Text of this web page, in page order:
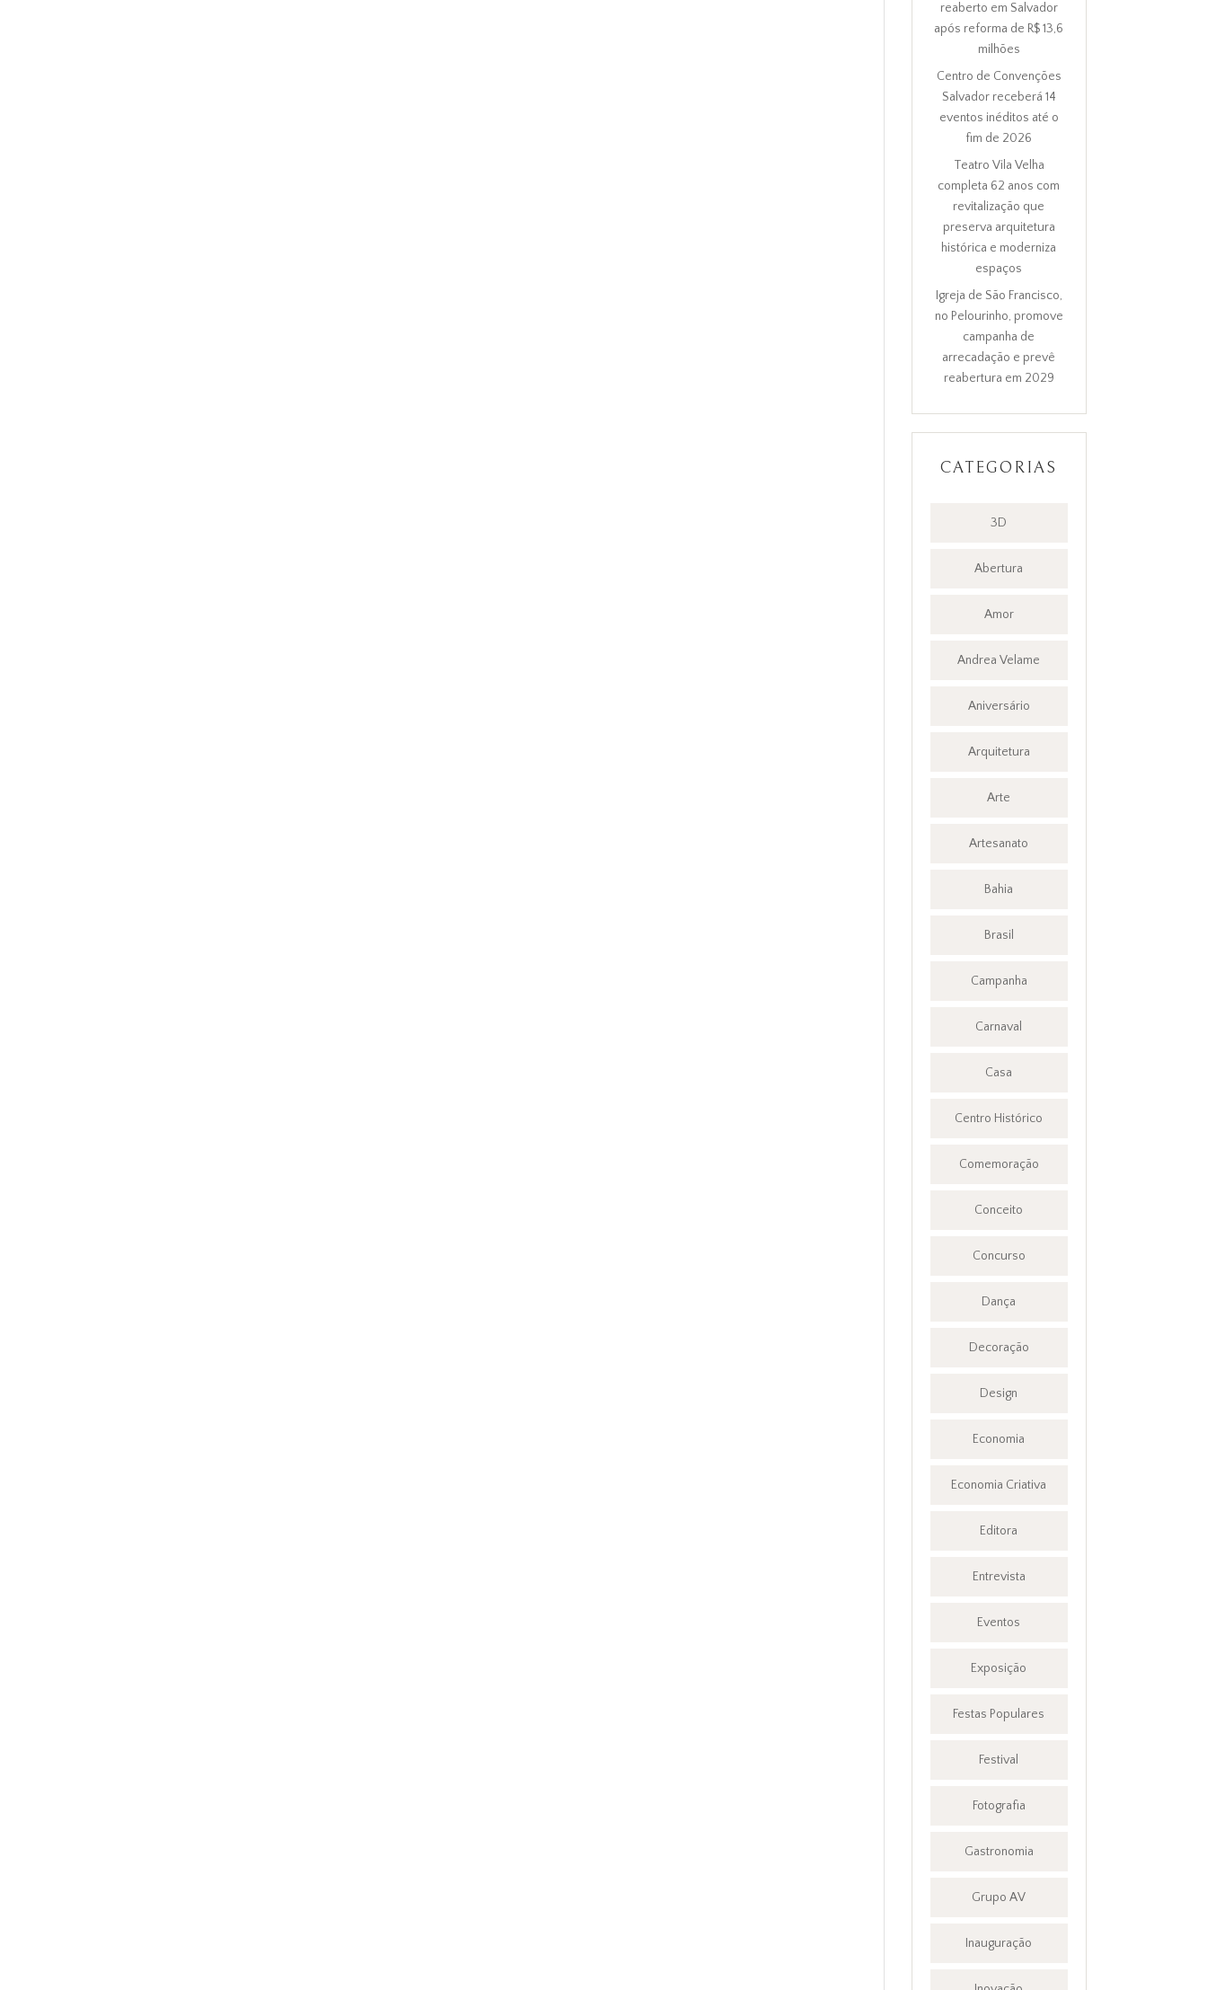
reaberto em Salvador
após reforma de R$ 13,6
milhões
Centro de Convenções
Salvador receberá 14
eventos inéditos até o
fim de 2026
Teatro Vila Velha
completa 62 anos com
revitalização que
preserva arquitetura
histórica e moderniza
espaços
Igreja de São Francisco,
no Pelourinho, promove
campanha de
arrecadação e prevê
reabertura em 2029
CATEGORIAS
3D
Abertura
Amor
Andrea Velame
Aniversário
Arquitetura
Arte
Artesanato
Bahia
Brasil
Campanha
Carnaval
Casa
Centro Histórico
Comemoração
Conceito
Concurso
Dança
Decoração
Design
Economia
Economia Criativa
Editora
Entrevista
Eventos
Exposição
Festas Populares
Festival
Fotografia
Gastronomia
Grupo AV
Inauguração